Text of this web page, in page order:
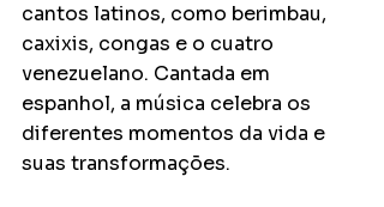
cantos latinos, como berimbau,
caxixis, congas e o cuatro
venezuelano. Cantada em
espanhol, a música celebra os
diferentes momentos da vida e
suas transformações.